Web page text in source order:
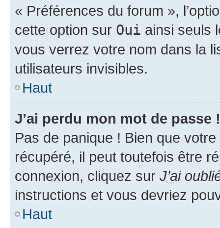
« Préférences du forum »,
cette option sur Oui ainsi seuls
vous verrez votre nom dans la
utilisateurs invisibles.
Haut
J’ai perdu mon mot de passe !
Pas de panique ! Bien que
récupéré, il peut toutefois être
connexion, cliquez sur J’ai
instructions et vous devriez
Haut